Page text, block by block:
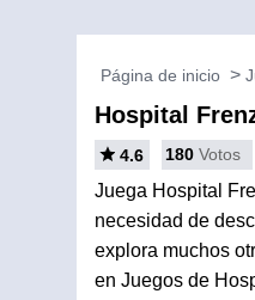
Página de inicio
Hospital
4.6 180 Votos
Juega Hospital
necesidad de
explora muchos
en Juegos de